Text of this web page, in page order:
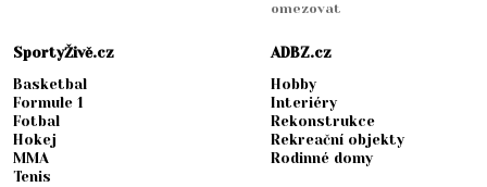
omezovat
SportyŽivě.cz
Basketbal
Formule 1
Fotbal
Hokej
MMA
Tenis
ADBZ.cz
Hobby
Interiéry
Rekonstrukce
Rekreační objekty
Rodinné domy